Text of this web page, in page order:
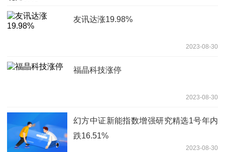
友讯达涨19.98%
2023-08-30
福晶科技涨停
2023-08-30
幻方中证新能指数增强研究精选1号年内
跌16.51%
2023-08-30